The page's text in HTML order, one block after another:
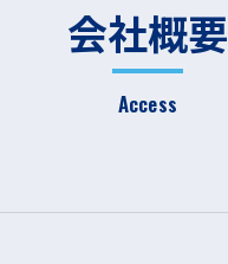
会社概要
Access